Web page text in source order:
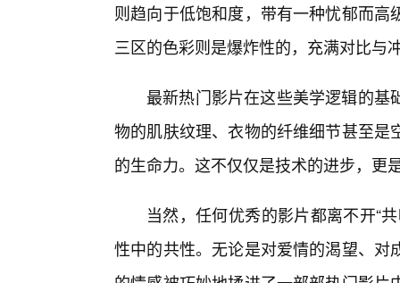
则趋向于低饱和度，带有一种忧郁而
三区的色彩则是爆炸性的，充满对比与
最新热门影片在这些美学逻辑的基
物的肌肤纹理、衣物的纤维细节甚至
的生命力。这不仅仅是技术的进步，更
当然，任何优秀的影片都离不开“
性中的共性。无论是对爱情的渴望、